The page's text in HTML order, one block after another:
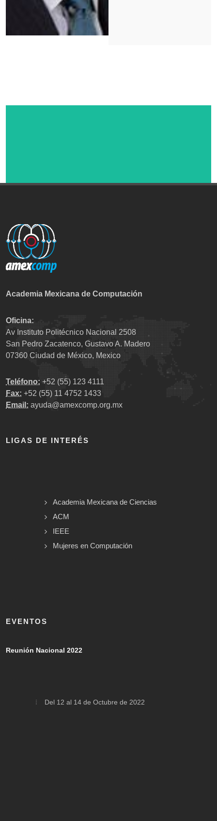
Academia Mexicana de Computación
Oficina:
Av Instituto Politécnico Nacional 2508
San Pedro Zacatenco, Gustavo A. Madero
07360 Ciudad de México, Mexico
Teléfono: +52 (55) 123 4111
Fax: +52 (55) 11 4752 1433
Email: ayuda@amexcomp.org.mx
LIGAS DE INTERÉS
Academia Mexicana de Ciencias
ACM
IEEE
Mujeres en Computación
EVENTOS
Reunión Nacional 2022
Del 12 al 14 de Octubre de 2022